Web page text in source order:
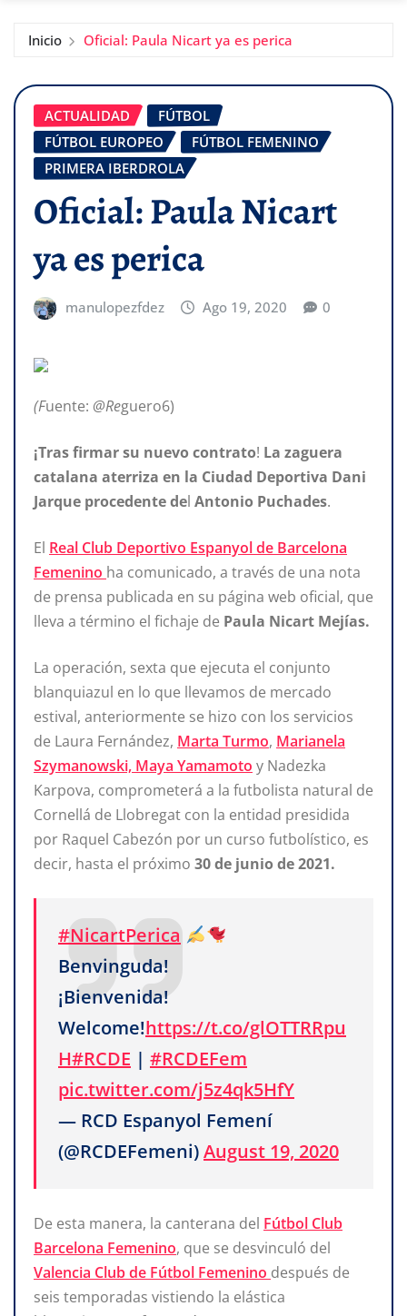
Inicio Oficial: Paula Nicart ya es perica
ACTUALIDAD
FÚTBOL
FÚTBOL EUROPEO
FÚTBOL FEMENINO
PRIMERA IBERDROLA
Oficial: Paula Nicart
ya es perica
manulopezfdez Ago 19, 2020 0
(Fuente: @Reguero6)
¡Tras firmarsu nuevo contrato! La zaguera
catalana aterriza en la Ciudad Deportiva Dani
Jarque procedente del Antonio Puchades.
El Real Club Deportivo Espanyol de Barcelona
Femenino ha comunicado, a través de una nota
de prensa publicada en su página web oficial, que
lleva a término el fichaje de Paula Nicart Mejías.
La operación, sexta que ejecuta el conjunto
blanquiazul en lo que llevamos de mercado
estival, anteriormente se hizo con los servicios
de Laura Fernández, Marta Turmo, Marianela
Szymanowski, Maya Yamamoto y Nadezka
Karpova, comprometerá a la futbolista natural de
Cornellá de Llobregat con la entidad presidida
por Raquel Cabezón por un curso futbolístico, es
decir, hasta el próximo 30 de junio de 2021.
#NicartPerica
Benvinguda!
¡Bienvenida!
Welcome!https://t.co/glOTTRRpu
H#RCDE | #RCDEFem
pic.twitter.com/j5z4qk5HfY
— RCD Espanyol Femení
(@RCDEFemeni)August 19, 2020
De esta manera, la canterana del Fútbol Club
Barcelona Femenino, que se desvinculó del
Valencia Club de Fútbol Femenino después de
seis temporadas vistiendo la elástica